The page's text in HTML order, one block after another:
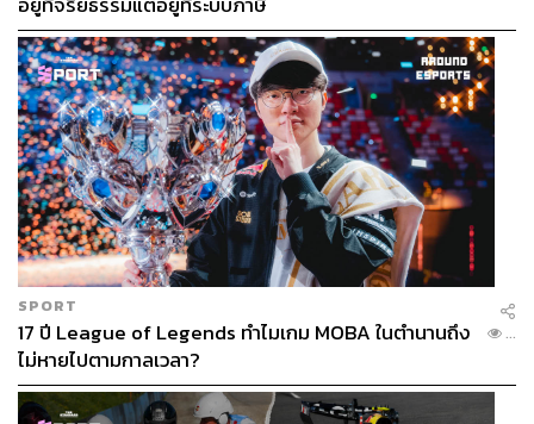
SPORT
17 ปี League of Legends ทำไมเกม MOBA ในตำนานถึง
ไม่หายไปตามกาลเวลา?
...